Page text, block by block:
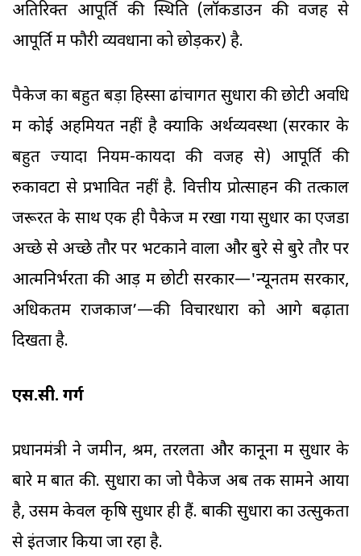
अतिरिक्त आपूर्ति की स्थिति (लॉकडाउन की वजह से
आपूर्ति में फौरी व्यवधानों को छोड़कर) है.
पैकेज का बहुत बड़ा हिस्सा ढांचागत सुधारों की छोटी अवधि
में कोई अहमियत नहीं है क्योंकि अर्थव्यवस्था (सरकार के
बहुत ज्यादा नियम-कायदों की वजह से) आपूर्ति की
रुकावटों से प्रभावित नहीं है. वित्तीय प्रोत्साहन की तत्काल
जरूरत के साथ एक ही पैकेज में रखा गया सुधार का एजेंडा
अच्छे से अच्छे तौर पर भटकाने वाला और बुरे से बुरे तौर पर
आत्मनिर्भरता की आड़ में छोटी सरकार—'न्यूनतम सरकार,
अधिकतम राजकाज’—की विचारधारा को आगे बढ़ाता
दिखता है.
एस.सी. गर्ग
प्रधानमंत्री ने जमीन, श्रम, तरलता और कानूनों में सुधार के
बारे में बात की. सुधारों का जो पैकेज अब तक सामने आया
है, उसमें केवल कृषि सुधार ही हैं. बाकी सुधारों का उत्सुकता
से इंतजार किया जा रहा है.